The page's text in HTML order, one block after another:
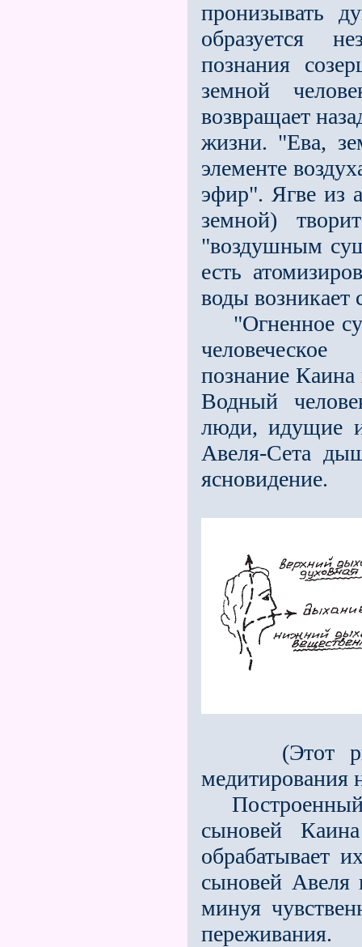
пронизывать
образуется
познания
земной
возвращает
жизни. "Ева,
элементе
эфир". Ягве из
земной)
"воздушным
есть
воды возникает
"Огненное
познание
Водный
люди, идущие
Авеля-Сета
ясновидение.
(Этот
медитирования
Построенный
сыновей
обрабатывает
сыновей Авеля
минуя
переживания.